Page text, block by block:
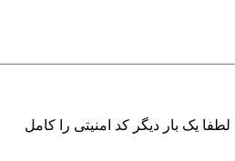
یک بار دیگر کد امنیتی را کامل